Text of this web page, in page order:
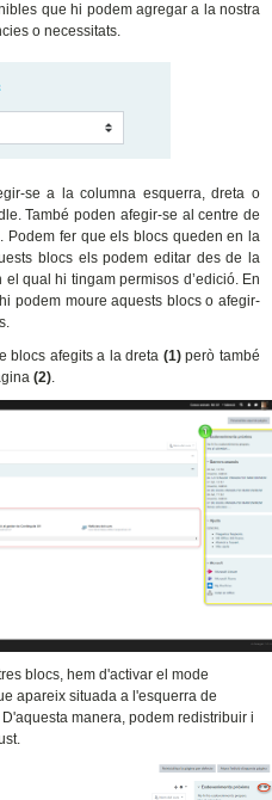
que hi podem agregar a la nostra
o necessitats.
se a la columna esquerra, dreta o
També poden afegir-se al centre de
Podem fer que els blocs queden en la
blocs els podem editar des de la
qual hi tingam permisos d’edició. En
podem moure aquests blocs o afegir-
blocs afegits a la dreta (1)però també
(2).
blocs, hem d'activar el mode
apareix situada a l'esquerra de
manera, podem redistribuir i